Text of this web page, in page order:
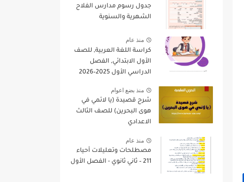
جدول رسوم مدارس الفلاح
الشهرية والسنوية
منذ عام
كراسة اللغة العربية, للصف
الأول الابتدائي, الفصل
الدراسي الأول 2025–2026
منذ بضع اعوام
شرح قصيدة (يا لائمي في
هوى البحرين) للصف الثالث
الاعدادي
منذ عام
مصطلحات وتعليلات أحياء
211 – ثاني ثانوي - الفصل الأول